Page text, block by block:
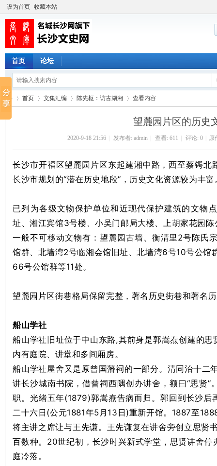
设为首页 收藏本站
首页 论坛
首页 文集汇编
›
陈先枢：访古湖湘
›
查看内容
望麓园片区的历史
2020-9-18 21:56 发布者: admin 查看: 611 评论: 0 原
长沙市开福区望麓园片区东起建湘中路，西至蔡锷北
长沙市规划的“潜在历史地段”，历史文化资源较为丰富
已列为各级文物保护单位和近现代保护建筑的文物
址、湘江宾馆3号楼、小吴门邮局大楼、上胡家花园
一般不可移动文物有：望麓园古墙、衡清里2号陈氏
馆群、北墙湾2号临湘会馆旧址、北墙湾6号10号公馆
66号公馆群等11处。
望麓园片区街巷格局保留完整，著名历史街巷和著名
船山学社
船山学社旧址位于中山东路,其前身是郭嵩焘创建的
内有庭院、讲堂和多间厢房。
船山学社屋舍又是原曾国藩祠的一部分。清同治十二
讲长沙城南书院，借曾祠西隅创办讲舍，额曰“思贤
职。光绪五年(1879)郭嵩焘告病而归。郭回到长沙后
二十六日(公元1881年5月13日)重新开馆。1887至
将主讲之席让与王先谦。王先谦复在讲舍旁创立思贤
百数种。20世纪初，长沙时兴新式学堂，思贤讲舍
庭冷落。